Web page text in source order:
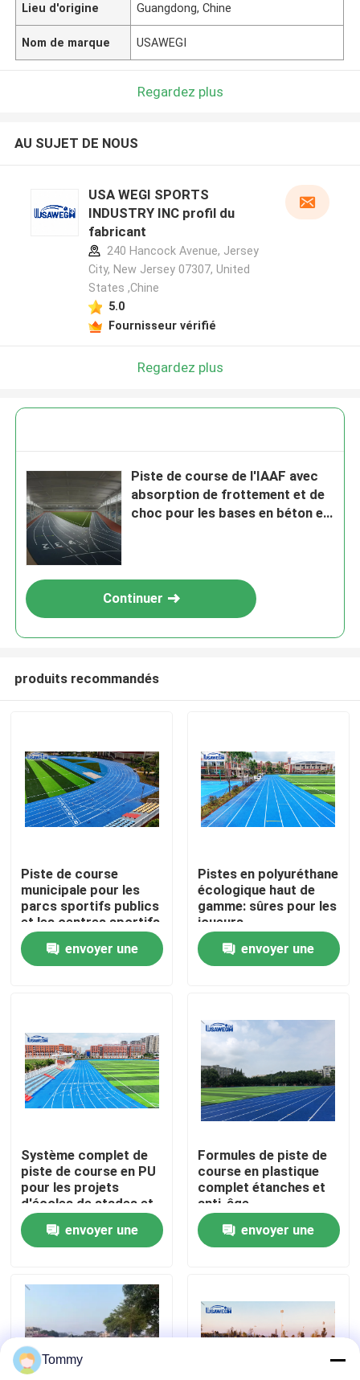
Accueil
Produits
À propos de nous
Contrôle de qualité
Nous contacter
Demander un devis
Lieu d'origine Guangdong, Chine
Nom de marque USAWEGI
Regardez plus
AU SUJET DE NOUS
USA WEGI SPORTS
INDUSTRY INC profil du
fabricant
240 Hancock Avenue, Jersey
City, New Jersey 07307, United
States ,Chine
5.0
Fournisseur vérifié
Regardez plus
Piste de course de l'IAAF avec
absorption de frottement et de
choc pour les bases en béton et
Continuer
produits recommandés
Piste de course
municipale pour les
parcs sportifs publics
et les centres sportifs
envoyer une
Pistes en polyuréthane
écologique haut de
gamme: sûres pour les
joueurs,
respectueuses de la
terre
envoyer une
Système complet de
piste de course en PU
pour les projets
d'écoles de stades et
d'installations
sportivesenvoyer une
Formules de piste de
course en plastique
complet étanches et
anti-âge
envoyer une
Tommy